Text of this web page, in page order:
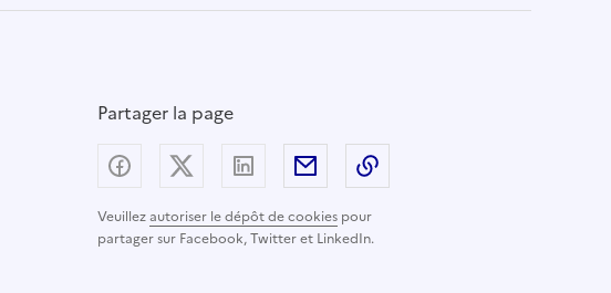
Partager la page
Veuillezautoriser le dépôt de cookies pour
partager sur Facebook, Twitter et LinkedIn.
Partager sur Facebook
Partager sur X (anciennement Twitter) -
Partager sur LinkedIn
Partager par email